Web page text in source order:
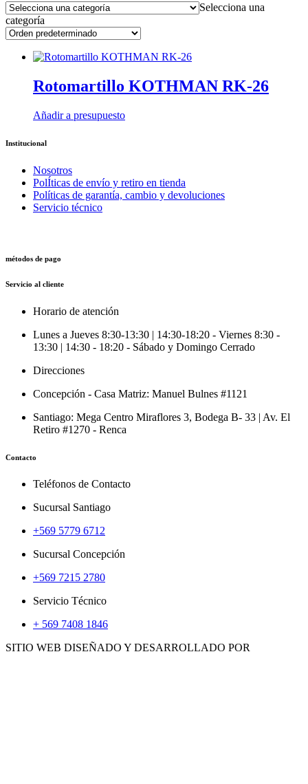
Selecciona una
categoría
Rotomartillo KOTHMAN RK-26
Añadir a presupuesto
Institucional
Nosotros
PolÍticas de envío y retiro en tienda
Políticas de garantía, cambio y devoluciones
Servicio técnico
métodos de pago
Servicio al cliente
Horario de atención
Lunes a Jueves 8:30-13:30 | 14:30-18:20 - Viernes 8:30 -
13:30 | 14:30 - 18:20 - Sábado y Domingo Cerrado
Direcciones
Concepción - Casa Matriz: Manuel Bulnes #1121
Santiago: Mega Centro Miraflores 3, Bodega B- 33 | Av. El
Retiro #1270 - Renca
Contacto
Teléfonos de Contacto
Sucursal Santiago
+569 5779 6712
Sucursal Concepción
+569 7215 2780
Servicio Técnico
+ 569 7408 1846
SITIO WEB DISEÑADO Y DESARROLLADO POR